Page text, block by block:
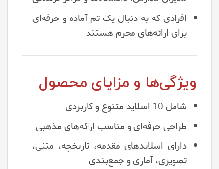
افرادی که به دنبال یک تم آماده و حرفه‌ای
برای ارائه‌های محرم هستند
ویژگی‌ها و مزایای محصول
شامل 10 اسلاید متنوع و کاربردی
طراحی حرفه‌ای و مناسب ارائه‌های مذهبی
دارای اسلایدهای مقدمه، تاریخچه، متنی،
تصویری، آماری و جمع‌بندی